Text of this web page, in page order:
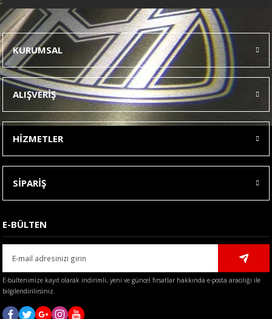
Bu ürünün fiyat bilgisi, resim, ürün açıklamalarında ve diğer
konularda yetersiz gördüğünüz noktaları öneri formunu kullanarak
tarafımıza iletebilirsiniz.
Görüş ve önerileriniz için teşekkür ederiz.
Ürün resmi kalitesiz, bozuk veya görüntülenemiyor.
Ürün açıklamasında eksik bilgiler bulunuyor.
Ürün bilgilerinde hatalar bulunuyor.
Ürün fiyatı diğer sitelerden daha pahalı.
Bu ürüne benzer farklı alternatifler olmalı.
Gönder
KURUMSAL
ALIŞVERİŞ
HİZMETLER
SİPARİŞ
E-BÜLTEN
E-bültenimize kayıt olarak indirimli, yeni ve güncel fırsatlar hakkında e-posta aracılığı ile
bilgilendirilirsiniz.